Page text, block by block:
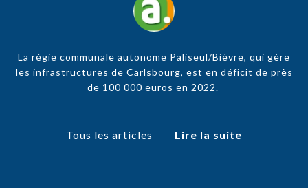
La régie communale autonome Paliseul/Bièvre, qui gère
les infrastructures de Carlsbourg, est en déficit de près
de 100 000 euros en 2022.
Tous les articles Lire la suite